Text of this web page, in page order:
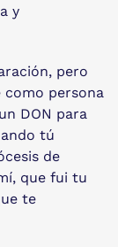
y
pero
como persona
DON para
tú
de
que fui tu
te